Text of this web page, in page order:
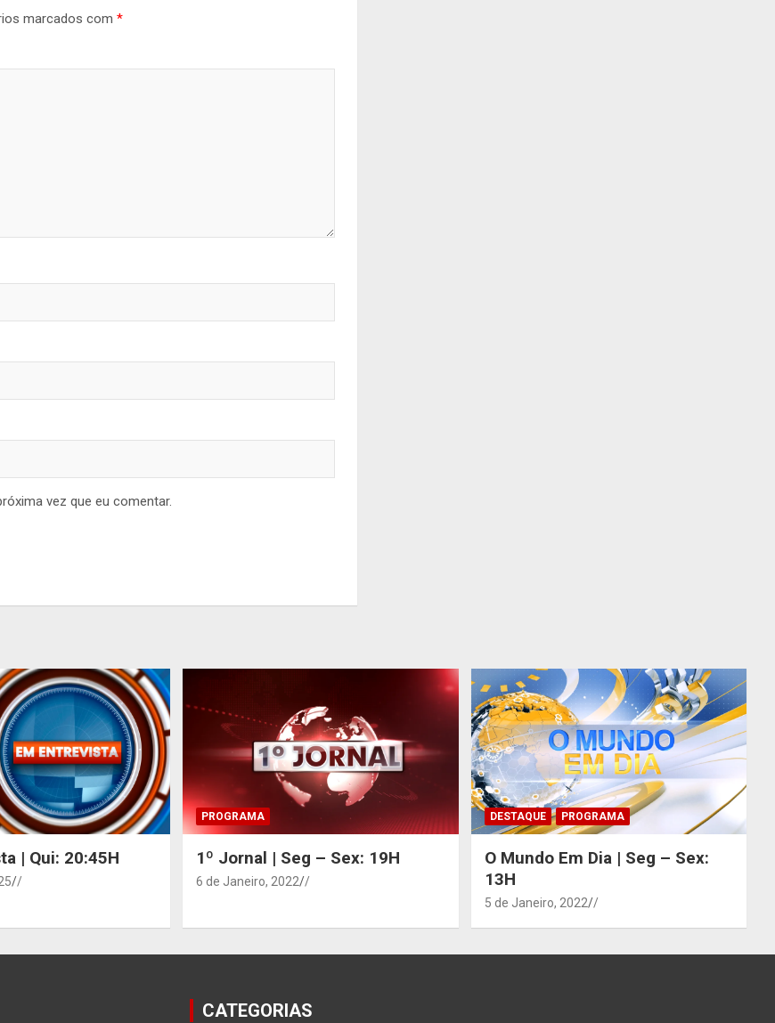
marcados com *
vez que eu comentar.
| Qui: 20:45H
/
PROGRAMA
1º Jornal | Seg – Sex: 19H
6 de Janeiro, 2022 /
DESTAQUE PROGRAMA
O Mundo Em Dia | Seg – Sex:
13H
5 de Janeiro, 2022 /
CATEGORIAS